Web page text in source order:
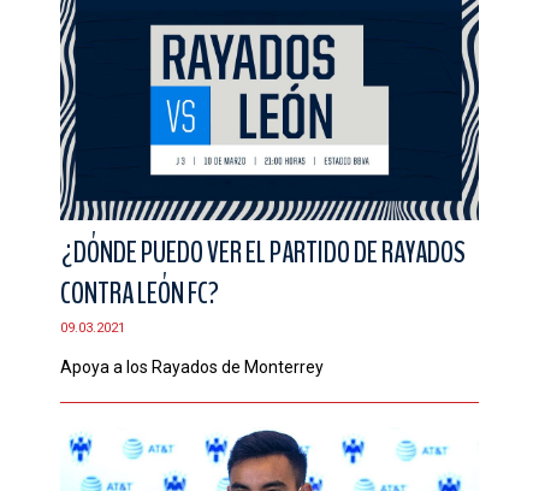
¿DÓNDE PUEDO VER EL PARTIDO DE RAYADOS
CONTRA LEÓN FC?
09.03.2021
Apoya a los Rayados de Monterrey